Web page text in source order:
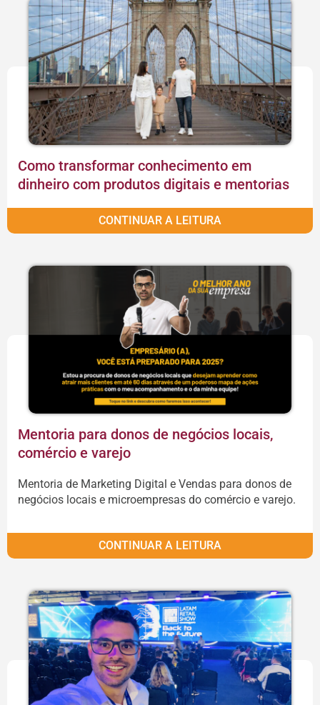
Como transformar conhecimento em
dinheiro com produtos digitais e mentorias
CONTINUAR A LEITURA
Mentoria para donos de negócios locais,
comércio e varejo
Mentoria de Marketing Digital e Vendas para donos de
negócios locais e microempresas do comércio e varejo.
CONTINUAR A LEITURA